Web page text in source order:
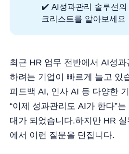
✔️ AI성과관리 솔루션의
크리스트를 알아보세요
최근 HR 업무 전반에서 AI성
하려는 기업이 빠르게 늘고 있
피드백 AI, 인사 AI 등 다양한
“이제 성과관리도 AI가 한다”는
대가 되었습니다.하지만 HR
에서 이런 질문을 던집니다.